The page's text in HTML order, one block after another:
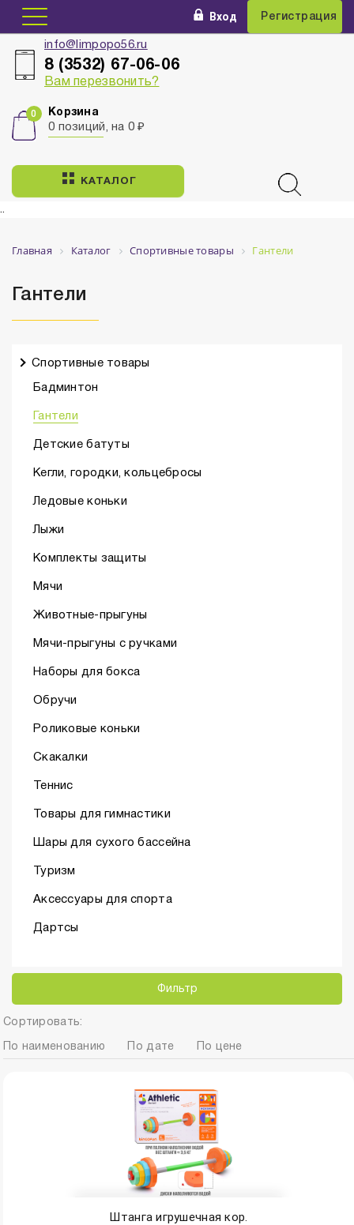
Вход Регистрация
info@limpopo56.ru
8 (3532) 67-06-06
Вам перезвонить?
Корзина
0 позиций, на 0 ₽
КАТАЛОГ
..
Главная Каталог Спортивные товары Гантели
Гантели
Спортивные товары
Бадминтон
Гантели
Детские батуты
Кегли, городки, кольцебросы
Ледовые коньки
Лыжи
Комплекты защиты
Мячи
Животные-прыгуны
Мячи-прыгуны с ручками
Наборы для бокса
Обручи
Роликовые коньки
Скакалки
Теннис
Товары для гимнастики
Шары для сухого бассейна
Туризм
Аксессуары для спорта
Дартсы
Фильтр
Сортировать:
По наименованию По дате По цене
Штанга игрушечная кор.